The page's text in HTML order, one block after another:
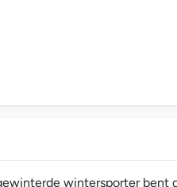
wintersporter